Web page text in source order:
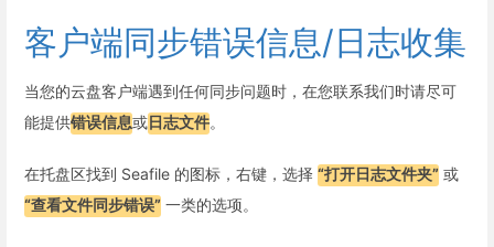
客户端同步错误信息/日志收集
当您的云盘客户端遇到任何同步问题时，在您联系我们时请尽可
能提供错误信息或日志文件。
在托盘区找到 Seafile 的图标，右键，选择 “打开日志文件夹” 或
“查看文件同步错误” 一类的选项。